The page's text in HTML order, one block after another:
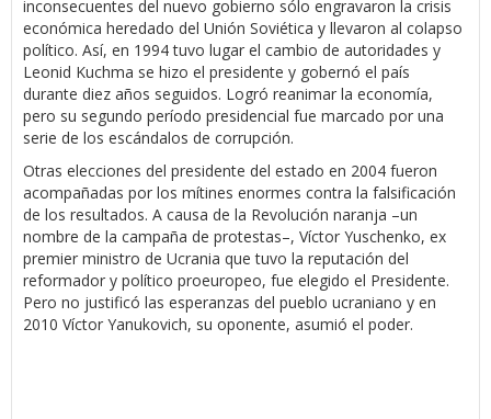
inconsecuentes del nuevo gobierno sólo engravaron la crisis
económica heredado del Unión Soviética y llevaron al colapso
político. Así, en 1994 tuvo lugar el cambio de autoridades y
Leonid Kuchma se hizo el presidente y gobernó el país
durante diez años seguidos. Logró reanimar la economía,
pero su segundo período presidencial fue marcado por una
serie de los escándalos de corrupción.
Otras elecciones del presidente del estado en 2004 fueron
acompañadas por los mítines enormes contra la falsificación
de los resultados. A causa de la Revolución naranja –un
nombre de la campaña de protestas–, Víctor Yuschenko, ex
premier ministro de Ucrania que tuvo la reputación del
reformador y político proeuropeo, fue elegido el Presidente.
Pero no justificó las esperanzas del pueblo ucraniano y en
2010 Víctor Yanukovich, su oponente, asumió el poder.